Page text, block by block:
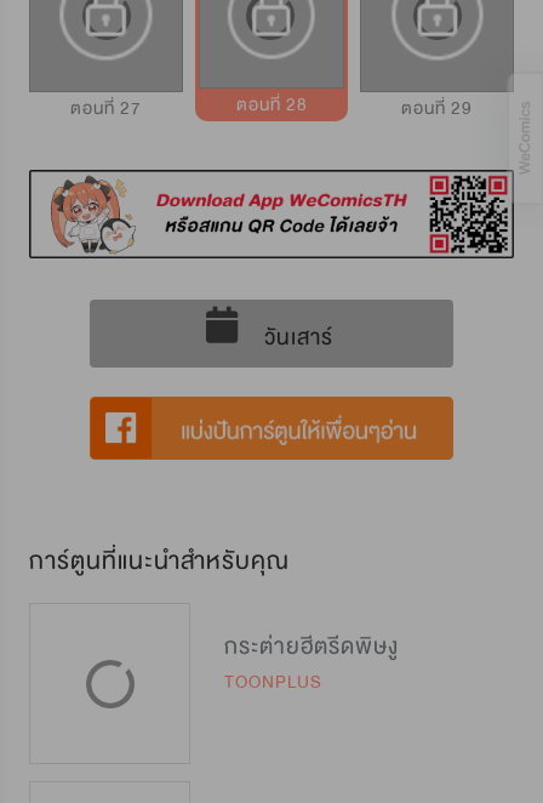
ตอนที่ 27 ตอนที่ 28 ตอนที่ 29
วันเสาร์
การ์ตูนที่แนะนำสำหรับคุณ
กระต่ายฮีตรีดพิษงู
TOONPLUS